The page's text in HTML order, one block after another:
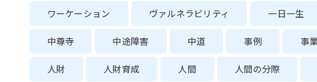
ワーケーション ヴァルネラビリティ 一日一生
中尊寺 中途障害 中道 事例 事
人財 人財育成 人間 人間の分際